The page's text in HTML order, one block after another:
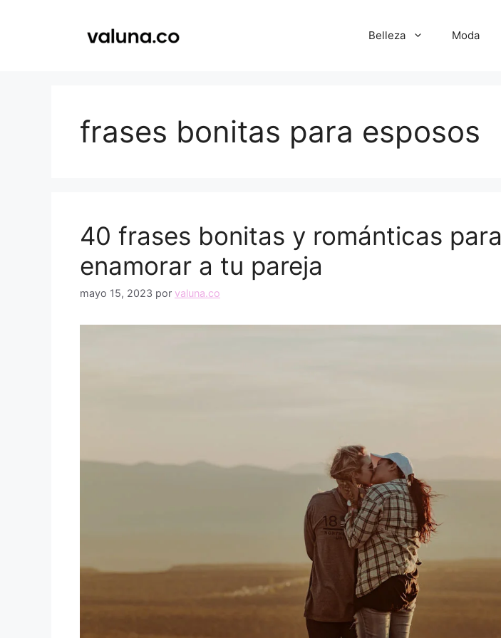
Belleza Moda
frases bonitas para esposos
40 frases bonitas y románticas para
enamorar a tu pareja
mayo 15, 2023 por valuna.co